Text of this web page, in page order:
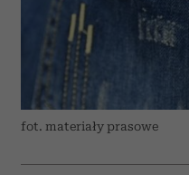
fot. materiały prasowe